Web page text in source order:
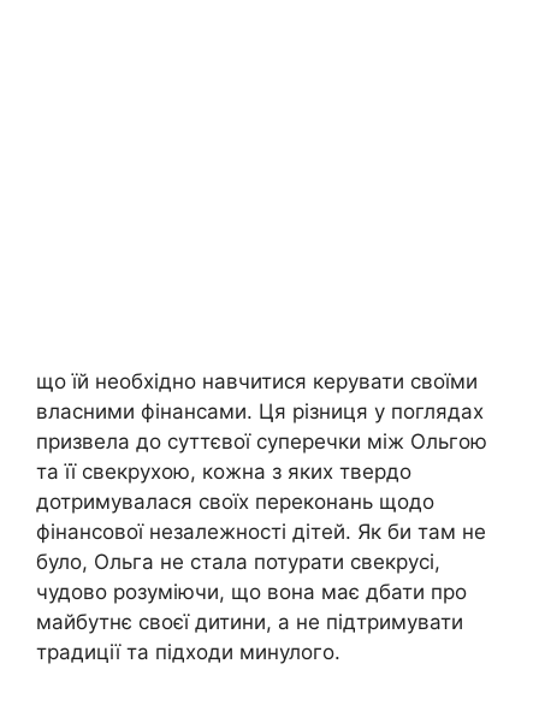
що їй необхідно навчитися керувати своїми
власними фінансами. Ця різниця у поглядах
призвела до суттєвої суперечки між Ольгою
та її свекрухою, кожна з яких твердо
дотримувалася своїх переконань щодо
фінансової незалежності дітей. Як би там не
було, Ольга не стала потурати свекрусі,
чудово розуміючи, що вона має дбати про
майбутнє своєї дитини, а не підтримувати
традиції та підходи минулого.